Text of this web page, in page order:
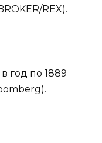
REX).
год по 1889